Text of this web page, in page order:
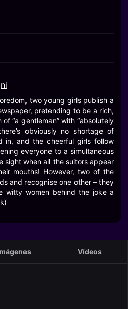
two young girls publish a
pretending to be a rich,
“a gentleman” with “absolutely
obviously no shortage of
in, and the cheerful girls follow
everyone to a simultaneous
sight when all the suitors appear
mouths! However, two of the
and recognise one other – they
witty women behind the joke a
Vídeos